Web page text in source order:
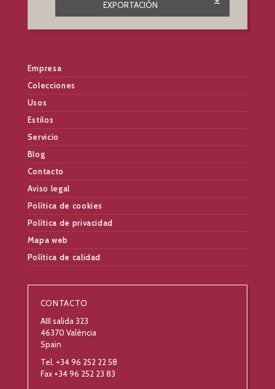
EXPORTACIÓN
Empresa
Colecciones
Usos
Estilos
Servicio
Blog
Contacto
Aviso legal
Política de cookies
Política de privacidad
Mapa web
Política de calidad
CONTACTO
AIII salida 323
46370 València
Spain
Tel. +34 96 252 22 58
Fax +34 96 252 23 83